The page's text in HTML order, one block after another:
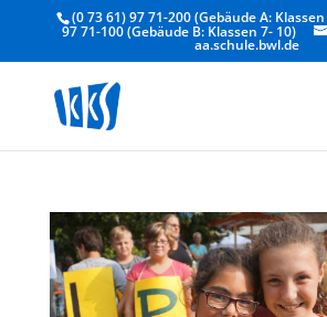
(0 73 61) 97 71-200 (Gebäude A:
97 71-100 (Gebäude B: Klassen 7- 10)
aa.schule.bwl.de